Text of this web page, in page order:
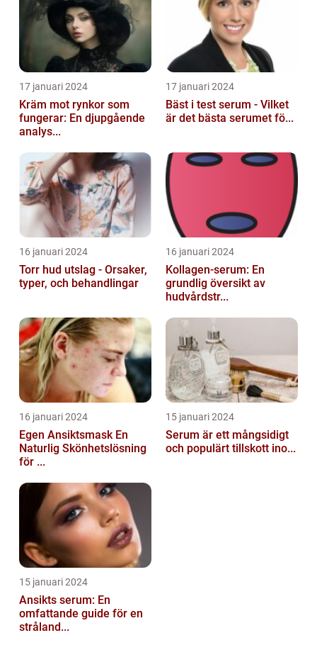
17 januari 2024
Kräm mot rynkor som
fungerar: En djupgående
analys...
17 januari 2024
Bäst i test serum - Vilket
är det bästa serumet fö...
16 januari 2024
Torr hud utslag - Orsaker,
typer, och behandlingar
16 januari 2024
Kollagen-serum: En
grundlig översikt av
hudvårdstr...
16 januari 2024
Egen Ansiktsmask En
Naturlig Skönhetslösning
för ...
15 januari 2024
Serum är ett mångsidigt
och populärt tillskott ino...
15 januari 2024
Ansikts serum: En
omfattande guide för en
stråland...